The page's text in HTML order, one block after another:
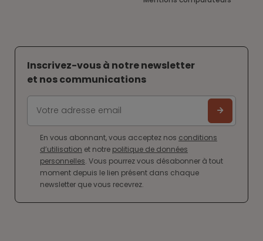
Inscrivez-vous à notre newsletter
et nos communications
En vous abonnant, vous acceptez nos conditions
d’utilisation et notre politique de données
personnelles. Vous pourrez vous désabonner à tout
moment depuis le lien présent dans chaque
newsletter que vous recevrez.